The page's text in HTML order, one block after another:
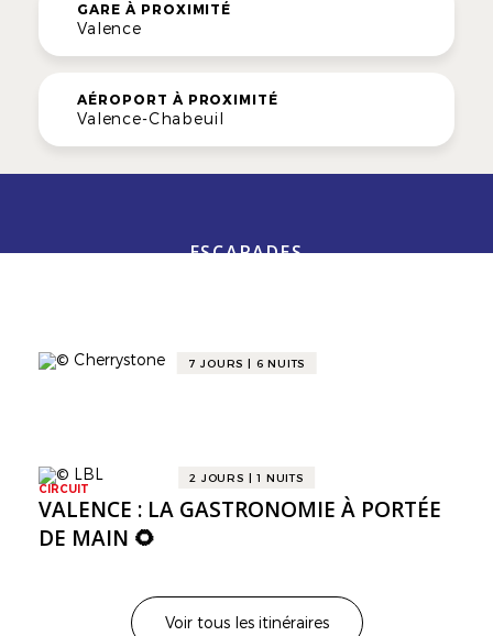
GARE À PROXIMITÉ
Valence
AÉROPORT À PROXIMITÉ
Valence-Chabeuil
ESCAPADES
7 JOURS | 6 NUITS
CIRCUIT
2 JOURS | 1 NUITS
CIRCUIT
VALENCE : LA GASTRONOMIE À PORTÉE
DE MAIN 🌻
Voir tous les itinéraires